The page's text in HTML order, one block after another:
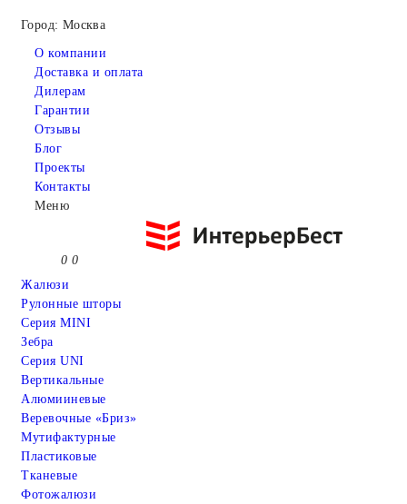
Город: Москва
О компании
Доставка и оплата
Дилерам
Гарантии
Отзывы
Блог
Проекты
Контакты
Меню
0 0
Жалюзи
Рулонные шторы
Серия MINI
Зебра
Серия UNI
Вертикальные
Алюмииневые
Веревочные «Бриз»
Мутифактурные
Пластиковые
Тканевые
Фотожалюзи